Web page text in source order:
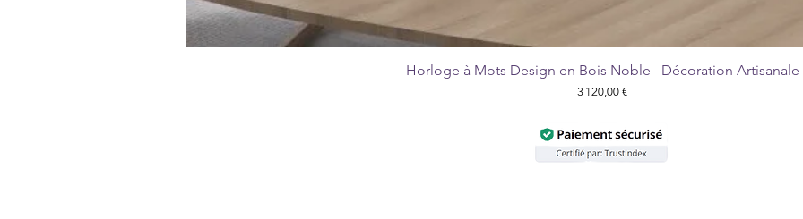
Aperçu rapide
Horloge à Mots Design en Bois Noble –Décoration Artisanale
Prix
3 120,00 €